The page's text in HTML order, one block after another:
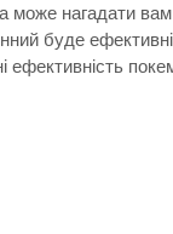
може нагадати
буде
ефективність